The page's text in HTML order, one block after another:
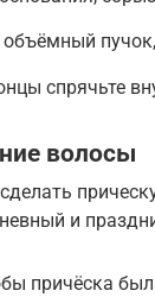
объёмный
спрячьте
волосы
и
причёска